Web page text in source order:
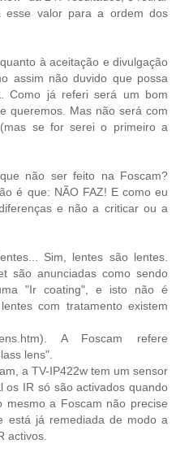
esse valor para a ordem dos
à aceitação e divulgação
assim não duvido que possa
Como já referi será um bom
queremos. Mas não será com
se for serei o primeiro a
não ser feito na Foscam?
é que: NÃO FAZ! E como eu
e não a criticar ou a
Sim, lentes são lentes.
são anunciadas como sendo
"Ir coating", e isto não é
com tratamento existem
A Foscam refere
lens".
a TV-IP422w tem um sensor
os IR só são activados quando
mesmo a Foscam não precise
está já remediada de modo a
activos.